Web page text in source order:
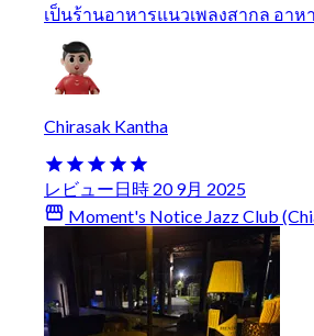
เป็นร้านอาหารแนวเพลงสากล อา
Chirasak Kantha
レビュー日時 20 9月 2025
Moment's Notice Jazz Club